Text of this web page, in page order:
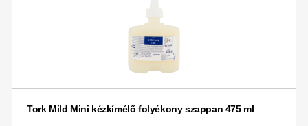
Tork Mild Mini kézkímélő folyékony szappan 475 ml